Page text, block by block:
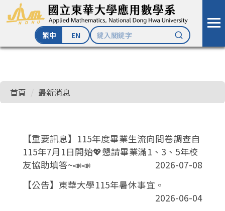
主
要
內
繁中 EN
首頁 最新消息
【重要訊息】115年度畢業生流向問卷調查自
115年7月1日開始💖懇請畢業滿1、3、5年校
友協助填答~📣📣
2026-07-08
【公告】東華大學115年暑休事宜。
2026-06-04